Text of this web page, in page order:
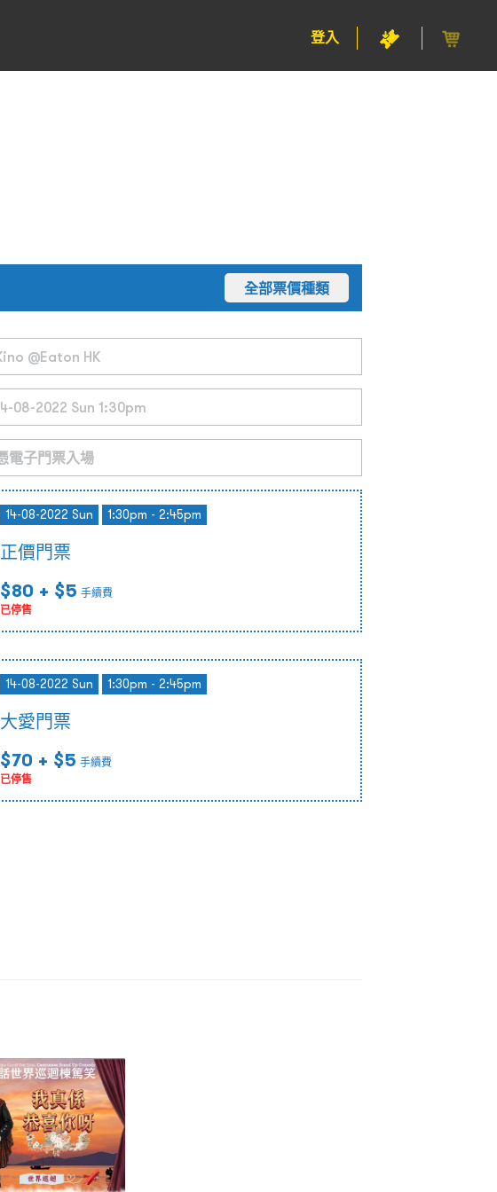
登入
全部票價種類
14-08-2022 Sun 1:30pm - 2:45pm
正價門票
$80 + $5 手續費
已停售
14-08-2022 Sun 1:30pm - 2:45pm
大愛門票
$70 + $5 手續費
已停售